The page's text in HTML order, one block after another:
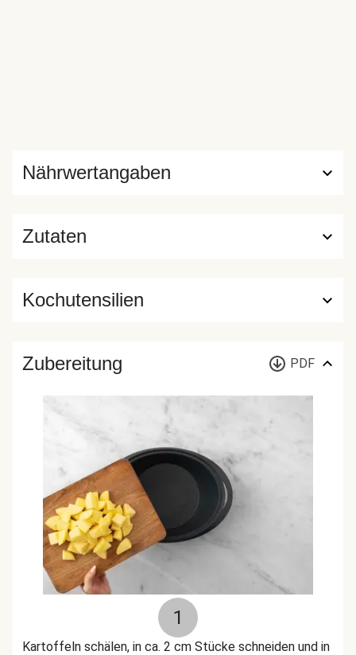
Zutaten
Nährwertangaben
Kochutensilien
Zubereitung PDF
1
Kartoffeln schälen, in ca. 2 cm Stücke schneiden und in